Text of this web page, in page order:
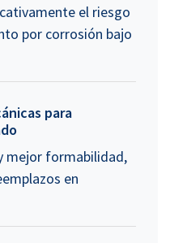
el riesgo
por corrosión bajo
para
mejor formabilidad,
en